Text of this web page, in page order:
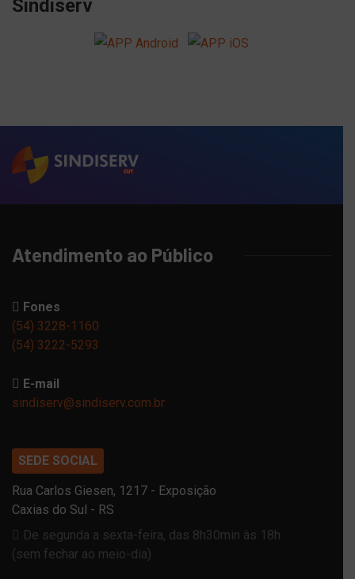
Sindiserv
Atendimento ao Público
Fones
(54) 3228-1160
(54) 3222-5293
E-mail
sindiserv@sindiserv.com.br
SEDE SOCIAL
Rua Carlos Giesen, 1217 - Exposição
Caxias do Sul - RS
De segunda a sexta-feira, das 8h30min às 18h
(sem fechar ao meio-dia)